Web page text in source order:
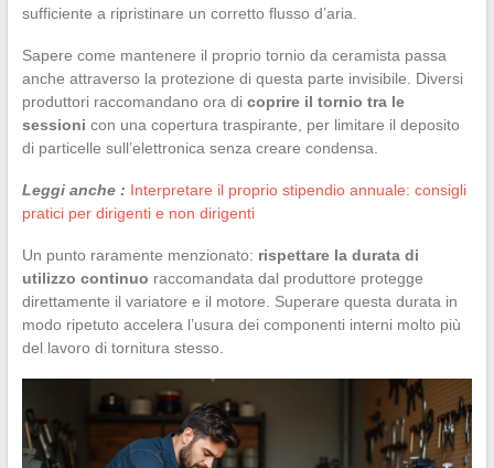
sufficiente a ripristinare un corretto flusso d’aria.
Sapere come mantenere il proprio tornio da ceramista passa
anche attraverso la protezione di questa parte invisibile. Diversi
produttori raccomandano ora di coprire il tornio tra le
sessioni con una copertura traspirante, per limitare il deposito
di particelle sull’elettronica senza creare condensa.
Leggi anche : Interpretare il proprio stipendio annuale: consigli
pratici per dirigenti e non dirigenti
Un punto raramente menzionato: rispettare la durata di
utilizzo continuo raccomandata dal produttore protegge
direttamente il variatore e il motore. Superare questa durata in
modo ripetuto accelera l’usura dei componenti interni molto più
del lavoro di tornitura stesso.